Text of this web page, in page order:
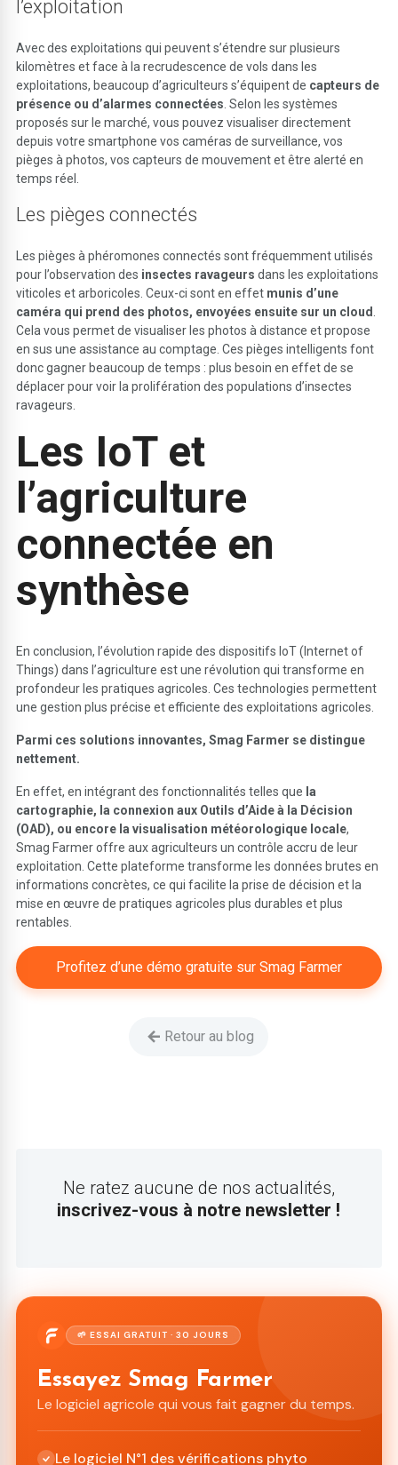
l’exploitation
Avec des exploitations qui peuvent s’étendre sur plusieurs
kilomètres et face à la recrudescence de vols dans les
exploitations, beaucoup d’agriculteurs s’équipent de capteurs de
présence ou d’alarmes connectées. Selon les systèmes
proposés sur le marché, vous pouvez visualiser directement
depuis votre smartphone vos caméras de surveillance, vos
pièges à photos, vos capteurs de mouvement et être alerté en
temps réel.
Les pièges connectés
Les pièges à phéromones connectés sont fréquemment utilisés
pour l’observation des insectes ravageurs dans les exploitations
viticoles et arboricoles. Ceux-ci sont en effet munis d’une
caméra qui prend des photos, envoyées ensuite sur un cloud
Cela vous permet de visualiser les photos à distance et propose
en sus une assistance au comptage. Ces pièges intelligents font
donc gagner beaucoup de temps : plus besoin en effet de se
déplacer pour voir la prolifération des populations d’insectes
ravageurs.
Les IoT et
l’agriculture
connectée en
synthèse
En conclusion, l’évolution rapide des dispositifs IoT (Internet of
Things) dans l’agriculture est une révolution qui transforme en
profondeur les pratiques agricoles. Ces technologies permettent
une gestion plus précise et efficiente des exploitations agricoles.
Parmi ces solutions innovantes, Smag Farmer se distingue
nettement.
En effet, en intégrant des fonctionnalités telles que la
cartographie, la connexion aux Outils d’Aide à la Décision
(OAD), ou encore la visualisation météorologique locale,
Smag Farmer offre aux agriculteurs un contrôle accru de leur
exploitation. Cette plateforme transforme les données brutes en
informations concrètes, ce qui facilite la prise de décision et la
mise en œuvre de pratiques agricoles plus durables et plus
rentables.
Profitez d’une démo gratuite sur Smag Farmer
Retour au blog
Ne ratez aucune de nos actualités,
inscrivez-vous à notre newsletter !
🌱 ESSAI GRATUIT · 30 JOURS
Essayez Smag Farmer
Le logiciel agricole qui vous fait gagner du temps.
Le logiciel N°1 des vérifications phyto